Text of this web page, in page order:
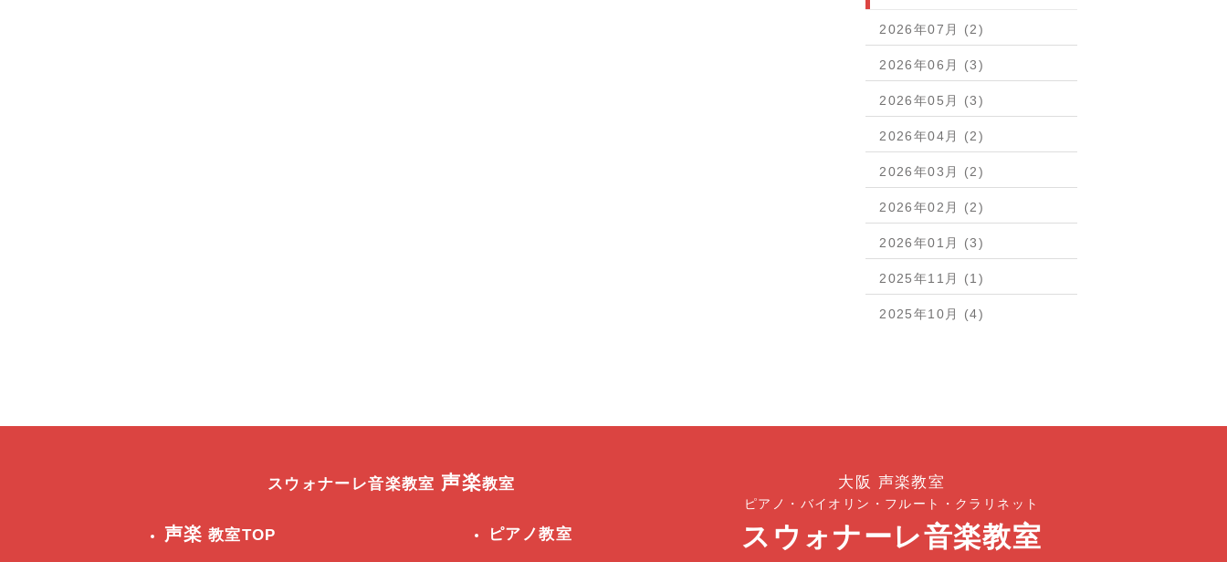
2026年07月 (2)
2026年06月 (3)
2026年05月 (3)
2026年04月 (2)
2026年03月 (2)
2026年02月 (2)
2026年01月 (3)
2025年11月 (1)
2025年10月 (4)
スウォナーレ音楽教室 声楽教室
声楽 教室TOP ピアノ教室
大阪 声楽教室
ピアノ・バイオリン・フルート・クラリネット
スウォナーレ音楽教室